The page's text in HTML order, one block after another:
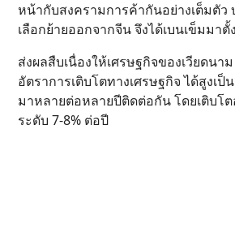
หน้ากับสงครามการค้ากันอย่างเต็มตั
เลือกย้ายออกจากจีน จึงได้เบนเข็มมา
ส่งผลสืบเนื่องให้เศรษฐกิจของเวียดนา
อัตราการเติบโตทางเศรษฐกิจ ได้สูงเ
มาหลายต่อหลายปีติดต่อกัน โดยเติบโ
ระดับ 7-8% ต่อปี